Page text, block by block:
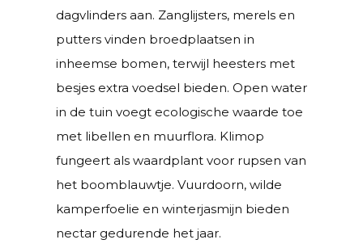
dagvlinders aan. Zanglijsters, merels en
putters vinden broedplaatsen in
inheemse bomen, terwijl heesters met
besjes extra voedsel bieden. Open water
in de tuin voegt ecologische waarde toe
met libellen en muurflora. Klimop
fungeert als waardplant voor rupsen van
het boomblauwtje. Vuurdoorn, wilde
kamperfoelie en winterjasmijn bieden
nectar gedurende het jaar.